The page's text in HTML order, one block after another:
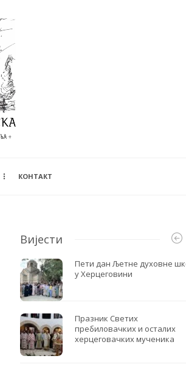
КОНТАКТ
Вијести
Пети дан Љетне духовне
у Херцеговини
Празник Светих
пребиловачких и осталих
херцеговачких мученика